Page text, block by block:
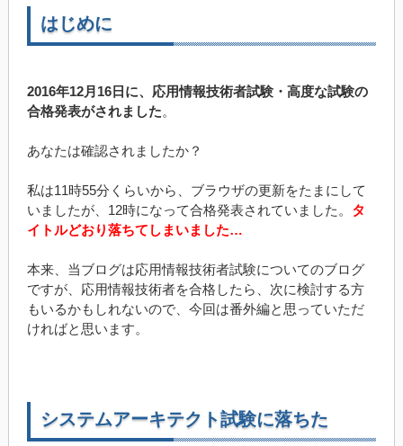
はじめに
2016年12月16日に、応用情報技術者試験・高度な試験の
合格発表がされました。
あなたは確認されましたか？
私は11時55分くらいから、ブラウザの更新をたまにして
いましたが、12時になって合格発表されていました。 タ
イトルどおり落ちてしまいました…
本来、当ブログは応用情報技術者試験についてのブログ
ですが、応用情報技術者を合格したら、次に検討する方
もいるかもしれないので、今回は番外編と思っていただ
ければと思います。
システムアーキテクト試験に落ちた